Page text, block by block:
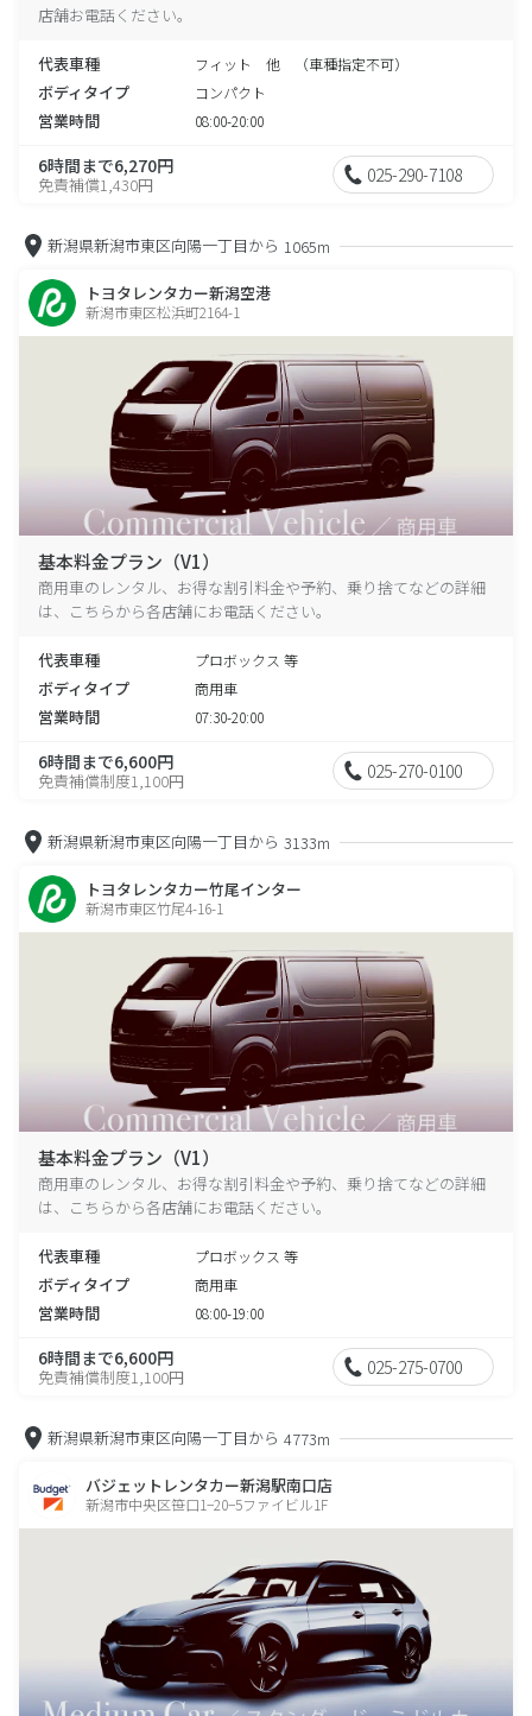
店舗お電話ください。
代表車種 フィット 他 （車種指定不可）
ボディタイプ コンパクト
営業時間 08:00-20:00
6時間まで6,270円
免責補償1,430円 025-290-7108
新潟県新潟市東区向陽一丁目から 1065m
トヨタレンタカー新潟空港
新潟市東区松浜町2164-1
基本料金プラン（V1）
商用車のレンタル、お得な割引料金や予約、乗り捨てなどの詳細
は、こちらから各店舗にお電話ください。
代表車種 プロボックス 等
ボディタイプ 商用車
営業時間 07:30-20:00
6時間まで6,600円
免責補償制度1,100円 025-270-0100
新潟県新潟市東区向陽一丁目から 3133m
トヨタレンタカー竹尾インター
新潟市東区竹尾4-16-1
基本料金プラン（V1）
商用車のレンタル、お得な割引料金や予約、乗り捨てなどの詳細
は、こちらから各店舗にお電話ください。
代表車種 プロボックス 等
ボディタイプ 商用車
営業時間 08:00-19:00
6時間まで6,600円
免責補償制度1,100円 025-275-0700
新潟県新潟市東区向陽一丁目から 4773m
バジェットレンタカー新潟駅南口店
新潟市中央区笹口1−20−5ファイビル1F